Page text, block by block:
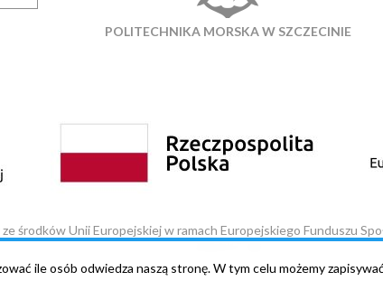
POLITECHNIKA MORSKA W SZCZECINIE
środków Unii Europejskiej w ramach Europejskiego Funduszu
ile osób odwiedza naszą stronę. W tym celu możemy zapisywać